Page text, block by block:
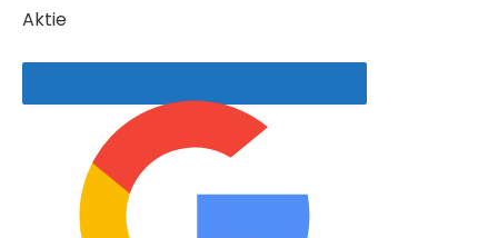
f
n
Aktie